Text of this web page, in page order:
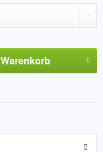
Warenkorb